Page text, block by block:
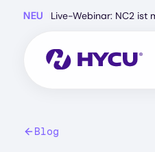
Hauptinhalt
NEU Live-Webinar: NC2 ist
Blog